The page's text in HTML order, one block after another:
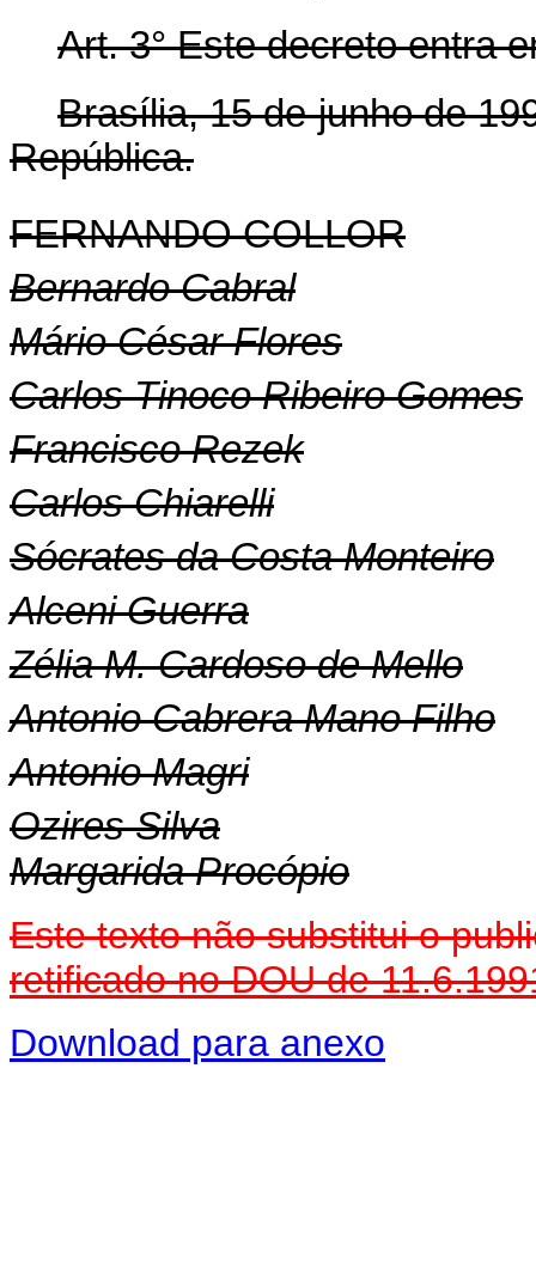
Art.3° Este decreto entra
Brasília, 15 de junho de
República.
FERNANDO COLLOR
Bernardo Cabral
Mário César Flores
Carlos Tinoco Ribeiro Gomes
Francisco Rezek
Carlos Chiarelli
Sócrates da Costa Monteiro
Alceni Guerra
Zélia M. Cardoso de Mello
Antonio Cabrera Mano Filho
Antonio Magri
Ozires Silva
Margarida Procópio
Este texto não substitui o
retificado no DOU de
Download para anexo